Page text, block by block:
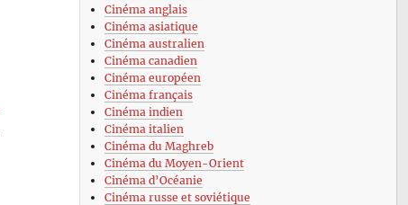
Cinéma anglais
Cinéma asiatique
Cinéma australien
Cinéma canadien
Cinéma européen
Cinéma français
Cinéma indien
Cinéma italien
Cinéma du Maghreb
Cinéma du Moyen-Orient
Cinéma d’Océanie
Cinéma russe et soviétique